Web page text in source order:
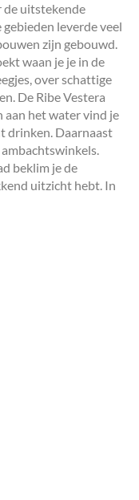
de uitstekende
gebieden leverde veel
zijn gebouwd.
waan je je in de
over schattige
De Ribe Vestera
het water vind je
drinken. Daarnaast
beklim je de
uitzicht hebt. In